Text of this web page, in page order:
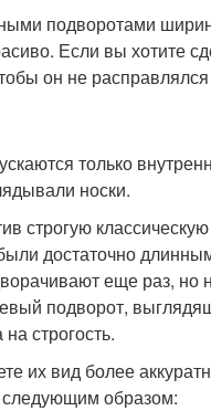
подворотами
Если вы хотите
он не
только
носки.
строгую
достаточно
еще раз, но
подворот,
строгость.
их вид более
следующим образом: